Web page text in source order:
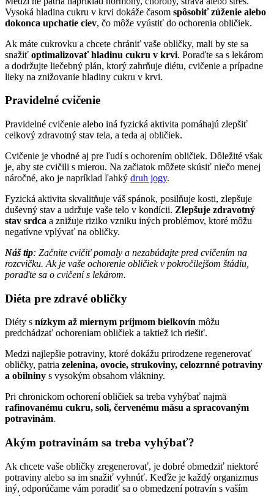
Vysoká hladina cukru v krvi dokáže časom spôsobiť zúženie alebo
dokonca upchatie ciev, čo môže vyústiť do ochorenia obličiek.
Ak máte cukrovku a chcete chrániť vaše obličky, mali by ste sa
snažiť optimalizovať hladinu cukru v krvi. Poraďte sa s lekárom
a dodržujte liečebný plán, ktorý zahrňuje diétu, cvičenie a prípadne
lieky na znižovanie hladiny cukru v krvi.
Pravidelné cvičenie
Pravidelné cvičenie alebo iná fyzická aktivita pomáhajú zlepšiť
celkový zdravotný stav tela, a teda aj obličiek.
Cvičenie je vhodné aj pre ľudí s ochorením obličiek. Dôležité však
je, aby ste cvičili s mierou. Na začiatok môžete skúsiť niečo menej
náročné, ako je napríklad ľahký druh jogy.
Fyzická aktivita skvalitňuje váš spánok, posilňuje kosti, zlepšuje
duševný stav a udržuje vaše telo v kondícii. Zlepšuje zdravotný
stav srdca a znižuje riziko vzniku iných problémov, ktoré môžu
negatívne vplývať na obličky.
Náš tip: Začnite cvičiť pomaly a nezabúdajte pred cvičením na
rozcvičku. Ak je vaše ochorenie obličiek v pokročilejšom štádiu,
poraďte sa o cvičení s lekárom.
Diéta pre zdravé obličky
Diéty s nízkym až miernym príjmom bielkovín môžu
predchádzať ochoreniam obličiek a taktiež ich riešiť.
Medzi najlepšie potraviny, ktoré dokážu prirodzene regenerovať
obličky, patria zelenina, ovocie, strukoviny, celozrnné potraviny
a obilniny s vysokým obsahom vlákniny.
Pri chronickom ochorení obličiek sa treba vyhýbať najmä
rafinovanému cukru, soli, červenému mäsu a spracovaným
potravinám.
Akým potravinám sa treba vyhýbať?
Ak chcete vaše obličky zregenerovať, je dobré obmedziť niektoré
potraviny alebo sa im snažiť vyhnúť. Keďže je každý organizmus
iný, odporúčame vám poradiť sa o obmedzení potravín s vaším